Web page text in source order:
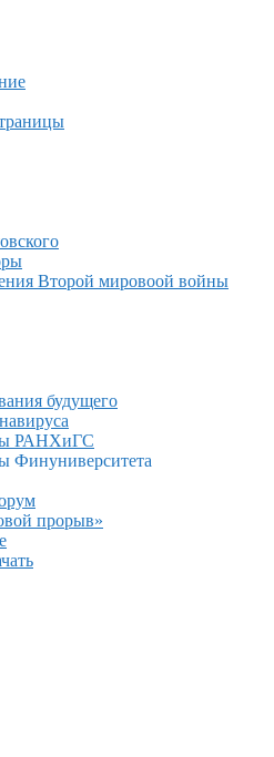
Второй мировоой войны
будущего
РАНХиГС
Финуниверситета
прорыв»